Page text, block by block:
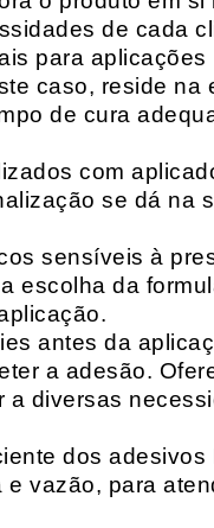
de cada
para aplicações
caso, reside na
de cura
com
se dá na
sensíveis à
escolha da
antes da
a adesão.
a diversas
dos adesivos
vazão, para